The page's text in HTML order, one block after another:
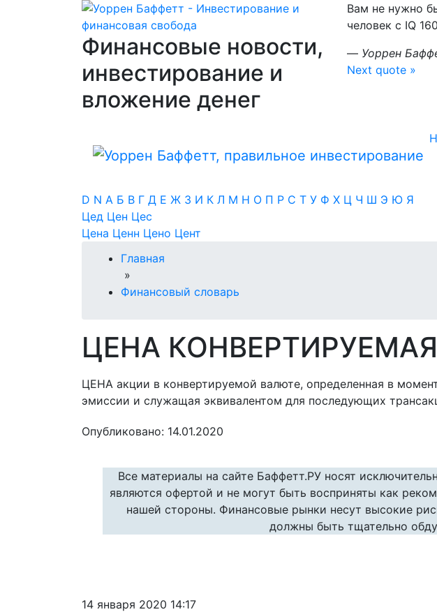
Финансовые новости,
инвестирование и
вложение денег
Вам не нужно
человек с IQ
— Уоррен
Next quote »
D N А Б В Г Д Е Ж З И К Л М Н О П Р С Т У Ф Х Ц Ч Ш Э Ю Я
Цед Цен Цес
Цена Ценн Цено Цент
Главная
»
Финансовый словарь
ЦЕНА КОНВЕРТИРУЕМАЯ
ЦЕНА акции в конвертируемой валюте, определенная в
эмиссии и служащая эквивалентом для последующих
Опубликовано: 14.01.2020
Все материалы на сайте Баффетт.РУ носят
являются офертой и не могут быть восприняты как
нашей стороны. Финансовые рынки несут высокие
должны быть тщательно
14 января 2020 14:17